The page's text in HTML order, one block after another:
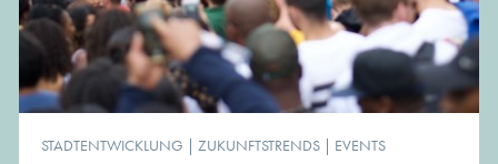
STADTENTWICKLUNG | ZUKUNFTSTRENDS | EVENTS